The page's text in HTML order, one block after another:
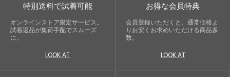
特別送料で試着可能
オンラインストア限定サービス。
試着返品が集荷手配でスムーズ
に。
LOOK AT
お得な会員特典
会員登録いただくと、通常価格よ
りお安くお求めいただける商品多
数。
LOOK AT